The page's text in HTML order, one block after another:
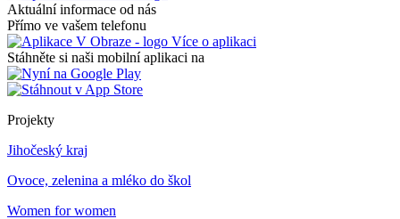
Aktuální informace od nás
Přímo ve vašem telefonu
Více o aplikaci
Stáhněte si naši mobilní aplikaci na
Projekty
Jihočeský kraj
Ovoce, zelenina a mléko do škol
Women for women